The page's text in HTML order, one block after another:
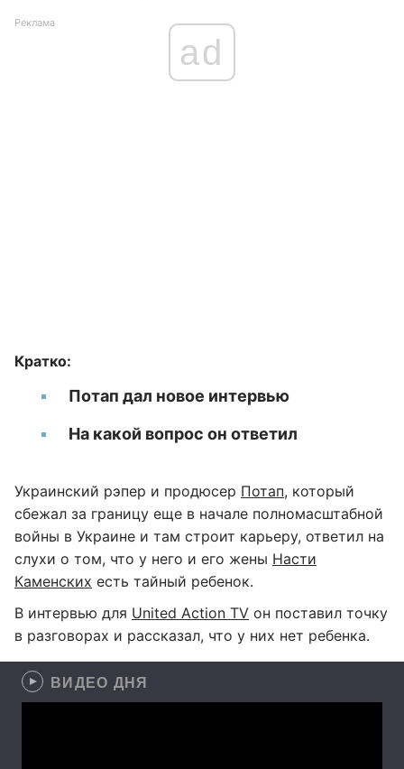
Реклама
ad
Кратко:
Потап дал новое интервью
На какой вопрос он ответил
Украинский рэпер и продюсер Потап, который
сбежал за границу еще в начале полномасштабной
войны в Украине и там строит карьеру, ответил на
слухи о том, что у него и его жены Насти
Каменских есть тайный ребенок.
В интервью для United Action TV он поставил точку
в разговорах и рассказал, что у них нет ребенка.
ВИДЕО ДНЯ